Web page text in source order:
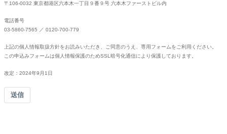
〒106-0032 東京都港区六本木一丁目９番９号 六本木ファーストビル内
電話番号
03-5860-7565 ／ 0120-700-779
上記の個人情報取扱方針をお読みいただき、ご同意のうえ、専用フォームをご利用ください。
この申込みフォームは個人情報保護のためSSL暗号化通信により保護しております。
改定：2024年9月1日
送信